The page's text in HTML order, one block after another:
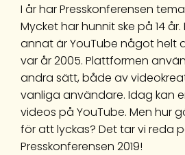
I år har Presskonferensen
Mycket har hunnit ske på 14
annat är YouTube något helt
var år 2005. Plattformen
andra sätt, både av
vanliga användare. Idag kan
videos på YouTube. Men hur
för att lyckas? Det tar vi reda
Presskonferensen 2019!